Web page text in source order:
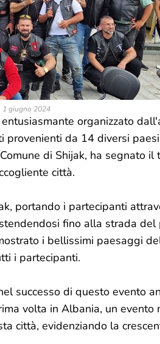
1 giugno 2024
organizzato
provenienti da 14 diversi
di Shijak, ha segnato il
città.
portando i partecipanti
fino alla strada
i bellissimi paesaggi
i partecipanti.
successo di questo evento
volta in Albania, un evento
città, evidenziando la